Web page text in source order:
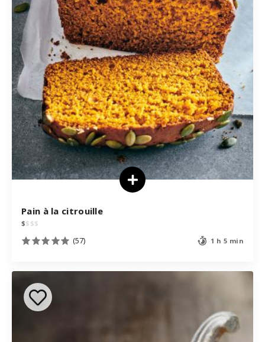
Pain à la citrouille
$$ $$
(57) 1 h 5 min